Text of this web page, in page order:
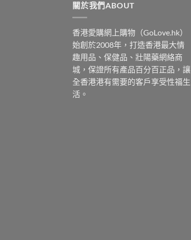
關於我們ABOUT
香港愛購網上購物（GoLove.hk）
始創於2008年，打造香港最大情
趣用品、保健品、壯陽藥網絡商
城，保證所有產品百分百正品，讓
全香港港有需要的客戶享受性福生
活。